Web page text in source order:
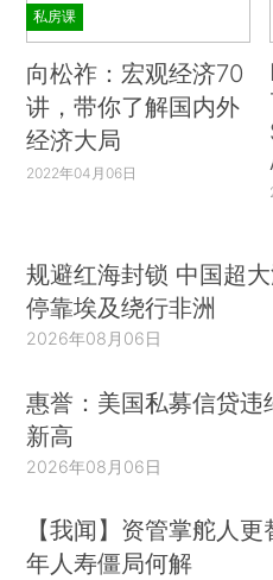
私房课
向松祚：宏观经济70
讲，带你了解国内外
经济大局
2022年04月06日
规避红海封锁 中国超
停靠埃及绕行非洲
2026年08月06日
惠誉：美国私募信贷违
新高
2026年08月06日
【我闻】资管掌舵人更
年人寿僵局何解